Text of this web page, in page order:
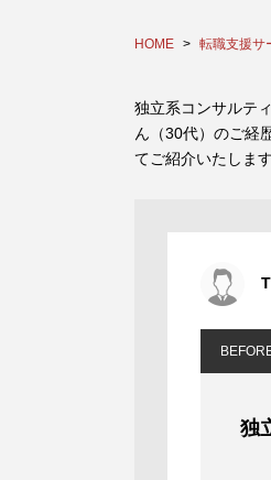
HOME 転職支援サ
独立系コンサルテ
ん（30代）のご経
てご紹介いたします
独